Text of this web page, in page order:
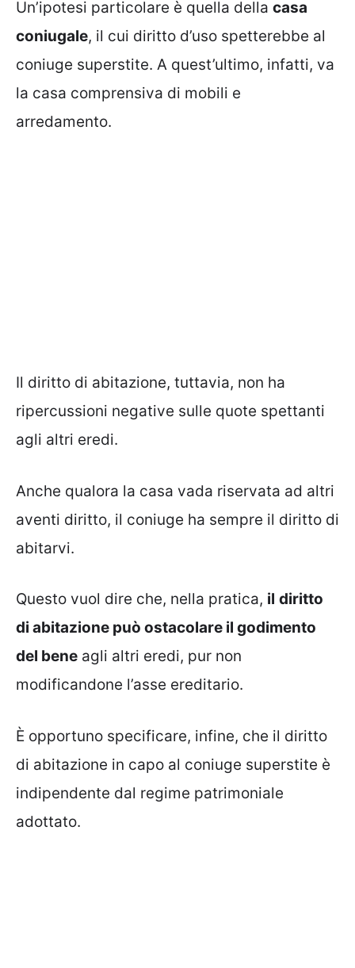
Un’ipotesi particolare è quella della casa
coniugale, il cui diritto d’uso spetterebbe al
coniuge superstite. A quest’ultimo, infatti, va
la casa comprensiva di mobili e
arredamento.
Il diritto di abitazione, tuttavia, non ha
ripercussioni negative sulle quote spettanti
agli altri eredi.
Anche qualora la casa vada riservata ad altri
aventi diritto, il coniuge ha sempre il diritto di
abitarvi.
Questo vuol dire che, nella pratica, il diritto
di abitazione può ostacolare il godimento
del bene agli altri eredi, pur non
modificandone l’asse ereditario.
È opportuno specificare, infine, che il diritto
di abitazione in capo al coniuge superstite è
indipendente dal regime patrimoniale
adottato.